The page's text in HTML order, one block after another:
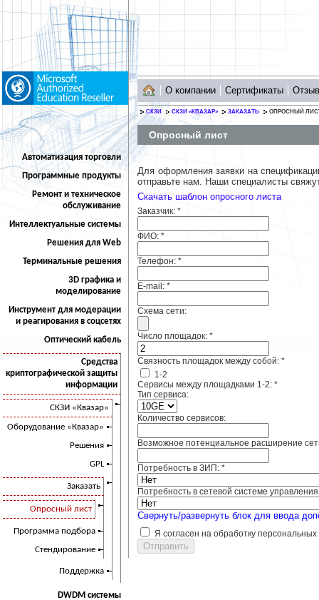
Автоматизация торговли
Программные продукты
Ремонт и техническое
обслуживание
Интеллектуальные системы
Решения для Web
Терминальные решения
3D графика и
моделирование
Инструмент для модерации
и реагирования в соцсетях
Оптический кабель
Средства
криптографической защиты
информации
СКЗИ «Квазар»
Оборудование «Квазар»
Решения
GPL
Заказать
Опросный лист
Программа подбора
Стендирование
Поддержка
DWDM системы
О компании Сертификаты
СКЗИ СКЗИ «КВАЗАР» ЗАКАЗАТЬ ОПРОСНЫЙ
Опросный лист
Для оформления заявки на
отправьте нам. Наши специалисты
Скачать шаблон опросного листа
Заказчик: *
ФИО: *
Телефон: *
E-mail: *
Схема сети:
Число площадок: *
Связность площадок между собой: *
1-2
Сервисы между площадками 1-2: *
Тип сервиса:
Количество сервисов:
Возможное потенциальное расширение
Потребность в ЗИП: *
Потребность в сетевой системе
Свернуть/развернуть блок для ввода
Я согласен на обработку